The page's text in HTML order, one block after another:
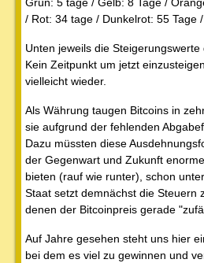
Grün: 5 tage / Gelb: 8 Tage /
/ Rot: 34 tage / Dunkelrot: 55 Tage
Unten jeweils die
Kein Zeitpunkt um jetzt
vielleicht wieder.
Als Währung taugen Bitcoins in
sie aufgrund der fehlenden
Dazu müssten diese
der Gegenwart und Zukunft
bieten (rauf wie runter), schon
Staat setzt demnächst die Steuern
denen der Bitcoinpreis gerade
Auf Jahre gesehen steht uns hier
bei dem es viel zu gewinnen und